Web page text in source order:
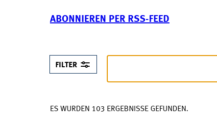
ABONNIEREN PER RSS-FEED
FILTER
ES WURDEN 103 ERGEBNISSE GEFUNDEN.